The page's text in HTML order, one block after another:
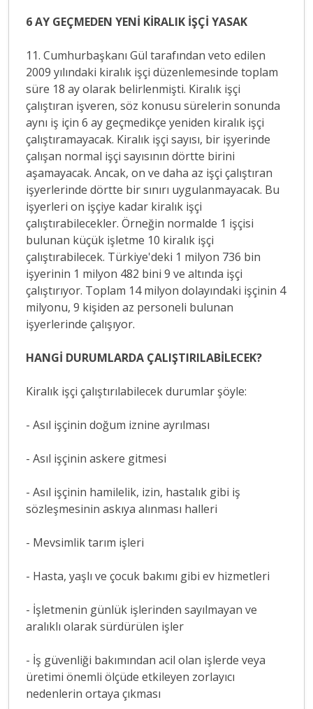
6 AY GEÇMEDEN YENİ KİRALIK İŞÇİ YASAK
11. Cumhurbaşkanı Gül tarafından veto edilen
2009 yılındaki kiralık işçi düzenlemesinde toplam
süre 18 ay olarak belirlenmişti. Kiralık işçi
çalıştıran işveren, söz konusu sürelerin sonunda
aynı iş için 6 ay geçmedikçe yeniden kiralık işçi
çalıştıramayacak. Kiralık işçi sayısı, bir işyerinde
çalışan normal işçi sayısının dörtte birini
aşamayacak. Ancak, on ve daha az işçi çalıştıran
işyerlerinde dörtte bir sınırı uygulanmayacak. Bu
işyerleri on işçiye kadar kiralık işçi
çalıştırabilecekler. Örneğin normalde 1 işçisi
bulunan küçük işletme 10 kiralık işçi
çalıştırabilecek. Türkiye'deki 1 milyon 736 bin
işyerinin 1 milyon 482 bini 9 ve altında işçi
çalıştırıyor. Toplam 14 milyon dolayındaki işçinin 4
milyonu, 9 kişiden az personeli bulunan
işyerlerinde çalışıyor.
HANGİ DURUMLARDA ÇALIŞTIRILABİLECEK?
Kiralık işçi çalıştırılabilecek durumlar şöyle:
- Asıl işçinin doğum iznine ayrılması
- Asıl işçinin askere gitmesi
- Asıl işçinin hamilelik, izin, hastalık gibi iş
sözleşmesinin askıya alınması halleri
- Mevsimlik tarım işleri
- Hasta, yaşlı ve çocuk bakımı gibi ev hizmetleri
- İşletmenin günlük işlerinden sayılmayan ve
aralıklı olarak sürdürülen işler
- İş güvenliği bakımından acil olan işlerde veya
üretimi önemli ölçüde etkileyen zorlayıcı
nedenlerin ortaya çıkması